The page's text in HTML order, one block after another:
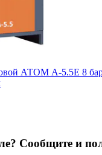
АТОМ А-5.5Е 8
Сообщите и